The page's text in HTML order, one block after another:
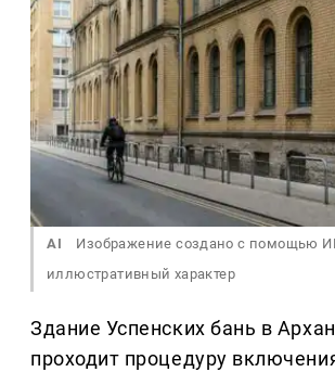
AI
Изображение создано с помощью
иллюстративный характер
Здание Успенских бань в
проходит процедуру